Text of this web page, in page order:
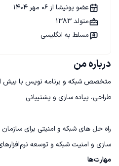
درباره من
راه حل های شبکه و امنیتی برای
سازی و امنیت شبکه و توسعه نرم‌افزارهای مختلف
مهارت‌ها
عضو پونیشا از 06 مهر 1404
متولد 1383
مسلط به انگلیسی